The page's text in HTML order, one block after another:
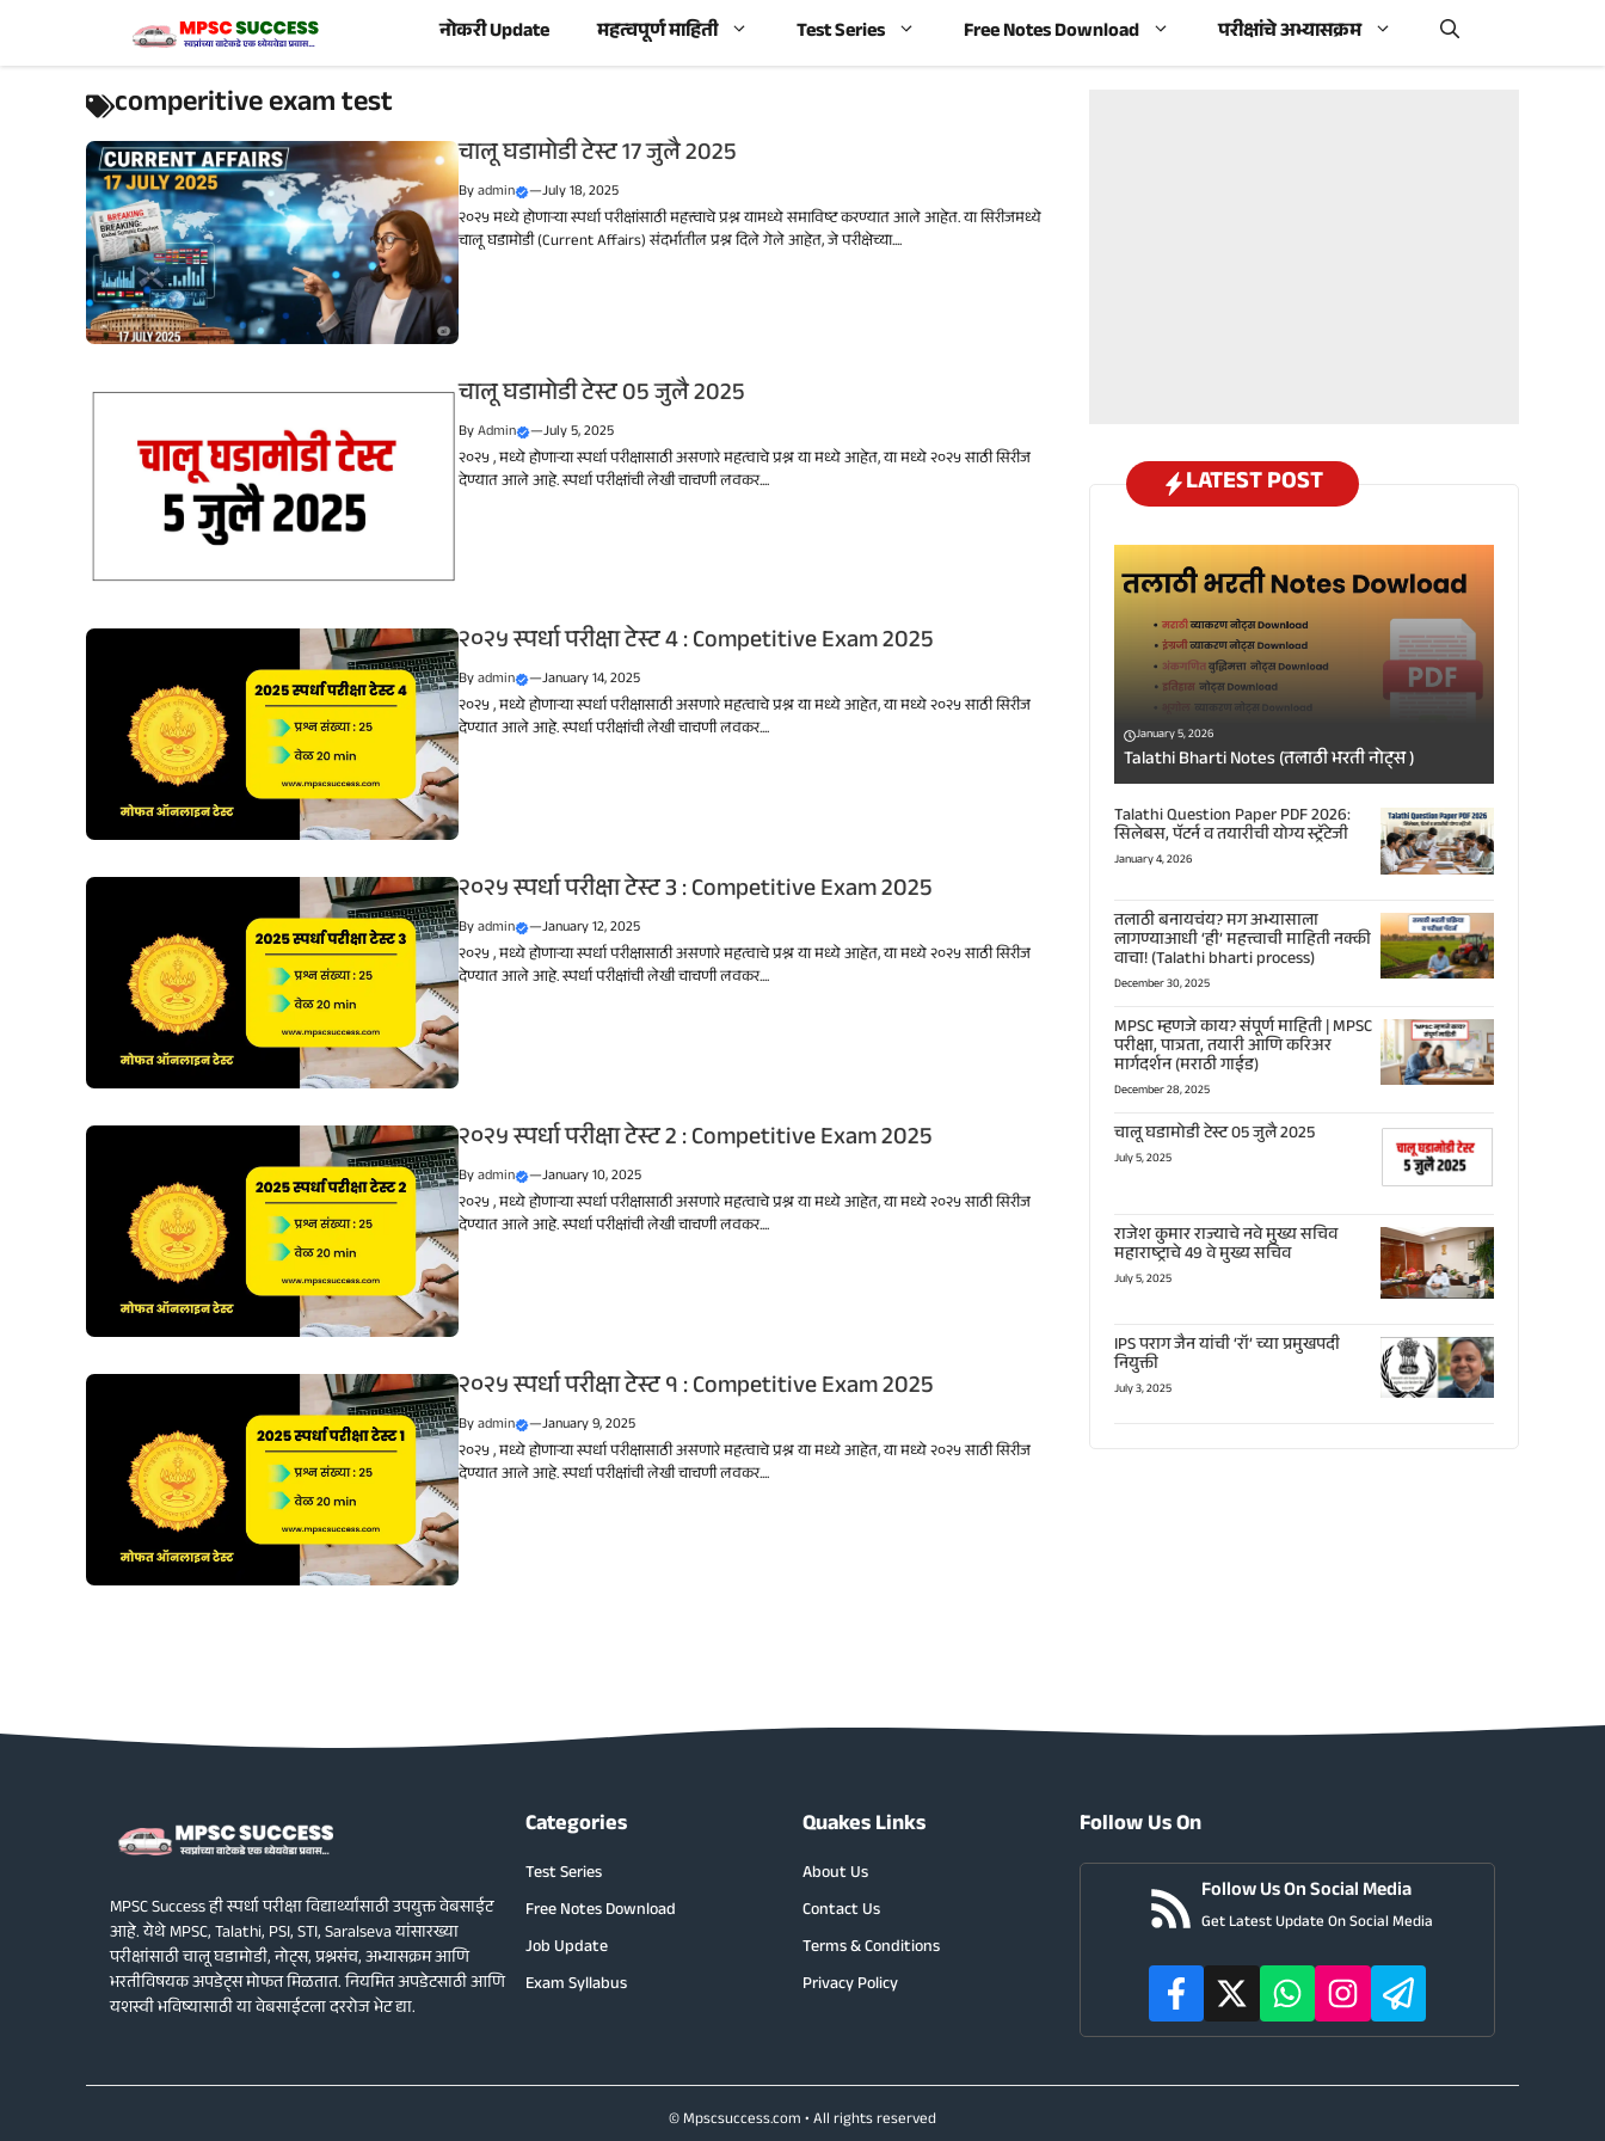
नोकरी Update महत्वपूर्ण माहिती Test Series Free Notes Download परीक्षांचे अभ्यासक्रम
comperitive exam test
चालू घडामोडी टेस्ट 17 जुलै 2025
Byadmin —July 18, 2025
२०२५ मध्ये होणाऱ्या स्पर्धा परीक्षांसाठी महत्त्वाचे प्रश्न यामध्ये समाविष्ट करण्यात आले आहेत. या सिरीजमध्ये
चालू घडामोडी (Current Affairs) संदर्भातील प्रश्न दिले गेले आहेत, जे परीक्षेच्या....
चालू घडामोडी टेस्ट 05 जुलै 2025
ByAdmin —July 5, 2025
२०२५ , मध्ये होणाऱ्या स्पर्धा परीक्षासाठी असणारे महत्वाचे प्रश्न या मध्ये आहेत, या मध्ये २०२५ साठी सिरीज
देण्यात आले आहे. स्पर्धा परीक्षांची लेखी चाचणी लवकर....
२०२५ स्पर्धा परीक्षा टेस्ट 4 : Competitive Exam 2025
Byadmin —January 14, 2025
२०२५ , मध्ये होणाऱ्या स्पर्धा परीक्षासाठी असणारे महत्वाचे प्रश्न या मध्ये आहेत, या मध्ये २०२५ साठी सिरीज
देण्यात आले आहे. स्पर्धा परीक्षांची लेखी चाचणी लवकर....
२०२५ स्पर्धा परीक्षा टेस्ट 3 : Competitive Exam 2025
Byadmin —January 12, 2025
२०२५ , मध्ये होणाऱ्या स्पर्धा परीक्षासाठी असणारे महत्वाचे प्रश्न या मध्ये आहेत, या मध्ये २०२५ साठी सिरीज
देण्यात आले आहे. स्पर्धा परीक्षांची लेखी चाचणी लवकर....
२०२५ स्पर्धा परीक्षा टेस्ट 2 : Competitive Exam 2025
Byadmin —January 10, 2025
२०२५ , मध्ये होणाऱ्या स्पर्धा परीक्षासाठी असणारे महत्वाचे प्रश्न या मध्ये आहेत, या मध्ये २०२५ साठी सिरीज
देण्यात आले आहे. स्पर्धा परीक्षांची लेखी चाचणी लवकर....
२०२५ स्पर्धा परीक्षा टेस्ट १ : Competitive Exam 2025
Byadmin —January 9, 2025
२०२५ , मध्ये होणाऱ्या स्पर्धा परीक्षासाठी असणारे महत्वाचे प्रश्न या मध्ये आहेत, या मध्ये २०२५ साठी सिरीज
देण्यात आले आहे. स्पर्धा परीक्षांची लेखी चाचणी लवकर....
LATEST POST
January 5, 2026
Talathi Bharti Notes (तलाठी भरती नोट्स )
Talathi Question Paper PDF 2026:
सिलेबस, पॅटर्न व तयारीची योग्य स्ट्रॅटेजी
January 4, 2026
तलाठी बनायचंय? मग अभ्यासाला
लागण्याआधी ‘ही’ महत्त्वाची माहिती नक्की
वाचा! (Talathi bharti process)
December 30, 2025
MPSC म्हणजे काय? संपूर्ण माहिती | MPSC
परीक्षा, पात्रता, तयारी आणि करिअर
मार्गदर्शन (मराठी गाईड)
December 28, 2025
चालू घडामोडी टेस्ट 05 जुलै 2025
July 5, 2025
राजेश कुमार राज्याचे नवे मुख्य सचिव
महाराष्ट्राचे 49 वे मुख्य सचिव
July 5, 2025
IPS पराग जैन यांची ‘रॉ’ च्या प्रमुखपदी
नियुक्ती
July 3, 2025
MPSC Success ही स्पर्धा परीक्षा विद्यार्थ्यांसाठी उपयुक्त वेबसाईट
आहे. येथे MPSC, Talathi, PSI, STI, Saralseva यांसारख्या
परीक्षांसाठी चालू घडामोडी, नोट्स, प्रश्नसंच, अभ्यासक्रम आणि
भरतीविषयक अपडेट्स मोफत मिळतात. नियमित अपडेटसाठी आणि
यशस्वी भविष्यासाठी या वेबसाईटला दररोज भेट द्या.
Categories
Test Series
Free Notes Download
Job Update
Exam Syllabus
Quakes Links
About Us
Contact Us
Terms & Conditions
Privacy Policy
Follow Us On
Follow Us On Social Media
Get Latest Update On Social Media
© Mpscsuccess.com • All rights reserved